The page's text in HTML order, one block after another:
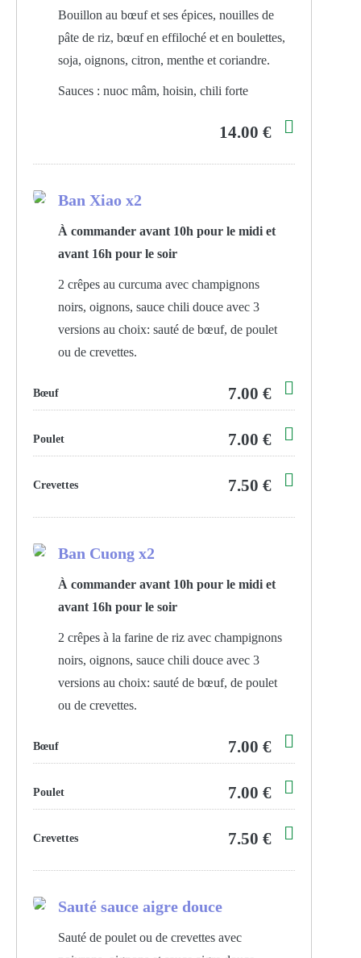
Bouillon au bœuf et ses épices, nouilles de
pâte de riz, bœuf en effiloché et en boulettes,
soja, oignons, citron, menthe et coriandre.
Sauces : nuoc mâm, hoisin, chili forte
14.00 €
Ban Xiao x2
À commander avant 10h pour le midi et
avant 16h pour le soir
2 crêpes au curcuma avec champignons
noirs, oignons, sauce chili douce avec 3
versions au choix: sauté de bœuf, de poulet
ou de crevettes.
Bœuf 7.00 €
Poulet 7.00 €
Crevettes 7.50 €
Ban Cuong x2
À commander avant 10h pour le midi et
avant 16h pour le soir
2 crêpes à la farine de riz avec champignons
noirs, oignons, sauce chili douce avec 3
versions au choix: sauté de bœuf, de poulet
ou de crevettes.
Bœuf 7.00 €
Poulet 7.00 €
Crevettes 7.50 €
Sauté sauce aigre douce
Sauté de poulet ou de crevettes avec